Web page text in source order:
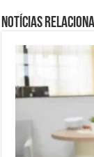
Notícias